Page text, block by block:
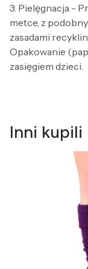
3. Pielęgnacja -
metce, z
zasadami
Opakowanie
zasięgiem dzieci.
Inni kupili